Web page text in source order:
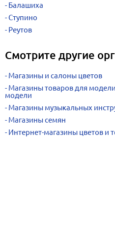
Балашиха
Ступино
Реутов
Смотрите другие
Магазины и салоны цветов
Магазины товаров для
модели
Магазины музыкальных
Магазины семян
Интернет-магазины цветов и